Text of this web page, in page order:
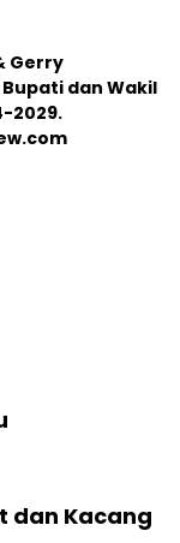
Gerry
dan Wakil
2029.
dan Kacang